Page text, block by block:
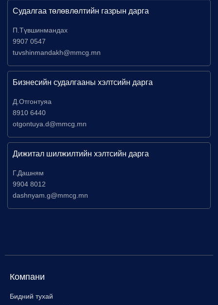
Судалгаа төлөвлөлтийн газрын дарга
П.Түвшинмандах
9907 0547
tuvshinmandakh@mmcg.mn
Бизнесийн судалгааны хэлтсийн дарга
Д.Отгонтуяа
8910 6440
otgontuya.d@mmcg.mn
Дижитал шилжилтийн хэлтсийн дарга
Г.Дашням
9904 8012
dashnyam.g@mmcg.mn
Компани
Бидний тухай